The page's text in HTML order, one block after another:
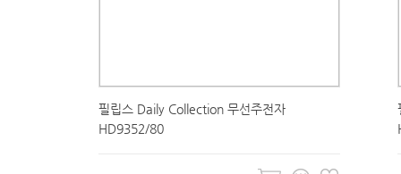
필립스 Daily Collection 무선주전자
HD9352/80